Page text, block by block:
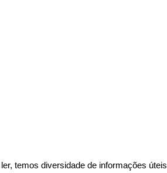
temos diversidade de informações úteis